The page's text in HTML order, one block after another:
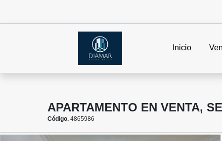
Inicio
APARTAMENTO EN VENTA,
Código. 4865986